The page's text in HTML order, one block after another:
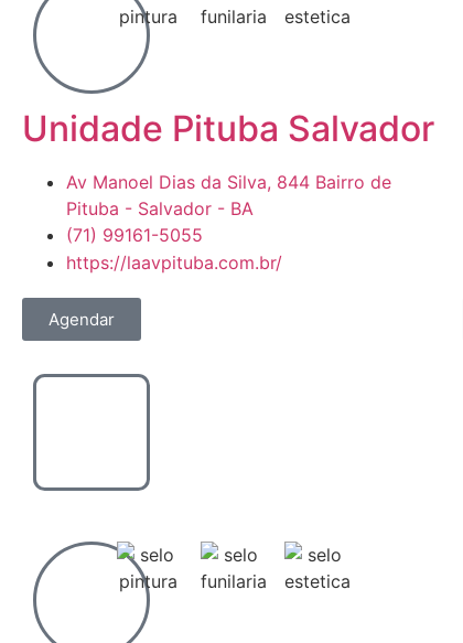
Unidade Pituba Salvador
Av Manoel Dias da Silva, 844 Bairro de
Pituba - Salvador - BA
(71) 99161-5055
https://laavpituba.com.br/
Agendar